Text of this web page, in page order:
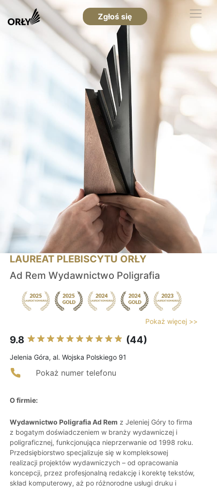
Zgłoś się
LAUREAT PLEBISCYTU ORŁY
Ad Rem Wydawnictwo Poligrafia
Pokaż więcej >>
9.8 (44)
Jelenia Góra, al. Wojska Polskiego 91
Pokaż numer telefonu
O firmie:
Wydawnictwo Poligrafia Ad Rem z Jeleniej Góry to firma
z bogatym doświadczeniem w branży wydawniczej i
poligraficznej, funkcjonująca nieprzerwanie od 1998 roku.
Przedsiębiorstwo specjalizuje się w kompleksowej
realizacji projektów wydawniczych – od opracowania
koncepcji, przez profesjonalną redakcję i korektę tekstów,
skład komputerowy, aż po różnorodne usługi druku i